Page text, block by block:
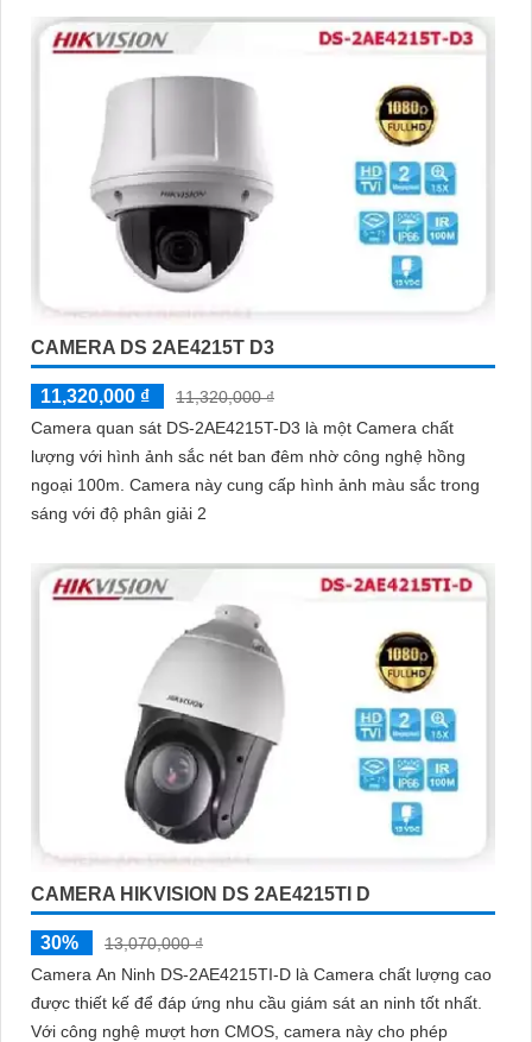
CAMERA DS 2AE4215T D3
11,320,000 ₫
11,320,000 ₫
Camera quan sát DS-2AE4215T-D3 là một Camera chất
lượng với hình ảnh sắc nét ban đêm nhờ công nghệ hồng
ngoại 100m. Camera này cung cấp hình ảnh màu sắc trong
sáng với độ phân giải 2
CAMERA HIKVISION DS 2AE4215TI D
30%
13,070,000 ₫
Camera An Ninh DS-2AE4215TI-D là Camera chất lượng cao
được thiết kế để đáp ứng nhu cầu giám sát an ninh tốt nhất.
Với công nghệ mượt hơn CMOS, camera này cho phép